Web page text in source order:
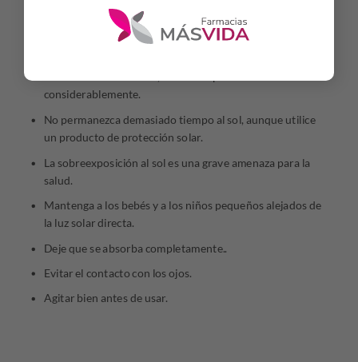
reaplicar con frecuencia, especialmente después de nadar,
transpirar o secarse con la toalla, para mantener la
considerablemente.
No permanezca demasiado tiempo al sol, aunque utilice
un producto de protección solar.
La sobreexposición al sol es una grave amenaza para la
salud.
Mantenga a los bebés y a los niños pequeños alejados de
la luz solar directa.
Deje que se absorba completamente..
Evitar el contacto con los ojos.
Agitar bien antes de usar.